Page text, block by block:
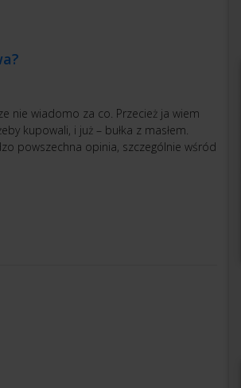
nie wiadomo za co. Przecież ja wiem
kupowali, i już – bułka z masłem.
powszechna opinia, szczególnie wśród